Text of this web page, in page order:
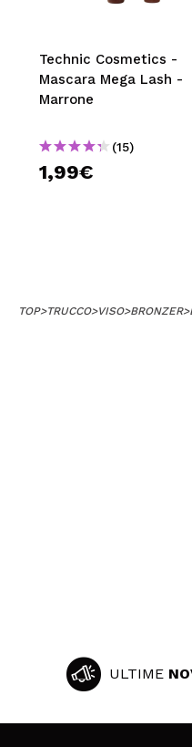
Technic Cosmetics -
Mascara Mega Lash -
Marrone
(15)
1,99€
TOP>TRUCCO>VISO>BRONZER>
ULTIME